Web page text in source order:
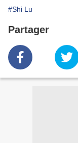
#Shi Lu
Partager